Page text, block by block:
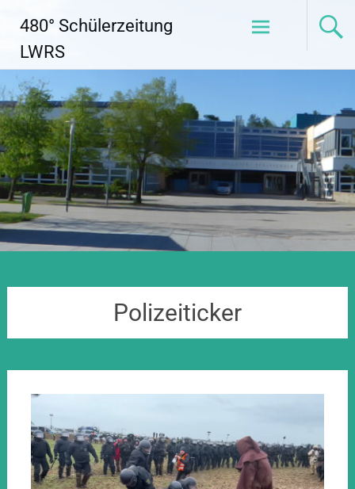
Inhalt
springen
480° Schülerzeitung
LWRS
Polizeiticker